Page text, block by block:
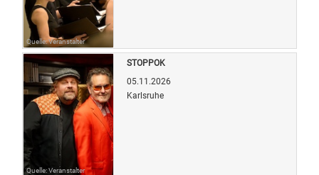
Quelle: Veranstalter
Quelle: Veranstalter
STOPPOK
05.11.2026
Karlsruhe